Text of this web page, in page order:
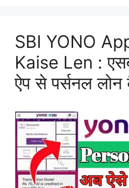
SBI YONO
Kaise Len :
ऐप से पर्सनल